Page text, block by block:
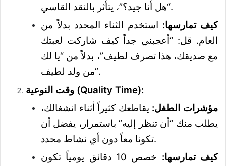
“هل أنا جيد؟”، يتأثر بالنقد القاسي.
كيف تمارسها: استخدم الثناء المحدد بدلاً من
العام. قل: “أعجبني جداً كيف شاركت لعبتك
مع صديقك، هذا تصرف لطيف”، بدلاً من “يا لك
من ولد لطيف”.
وقت النوعية (Quality Time):
مؤشرات الطفل: يقاطعك كثيراً أثناء انشغالك،
يطلب منك “أن تنظر إليه” باستمرار، يفضل أن
تكونا معاً دون أي نشاط محدد.
كيف تمارسها:
خصص 10 دقائق يومياً تكون